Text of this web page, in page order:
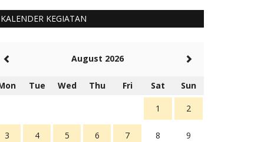
KALENDER KEGIATAN
August 2026
Tue Wed Thu Fri Sat Sun
1 2
3 4 5 6 7 8 9